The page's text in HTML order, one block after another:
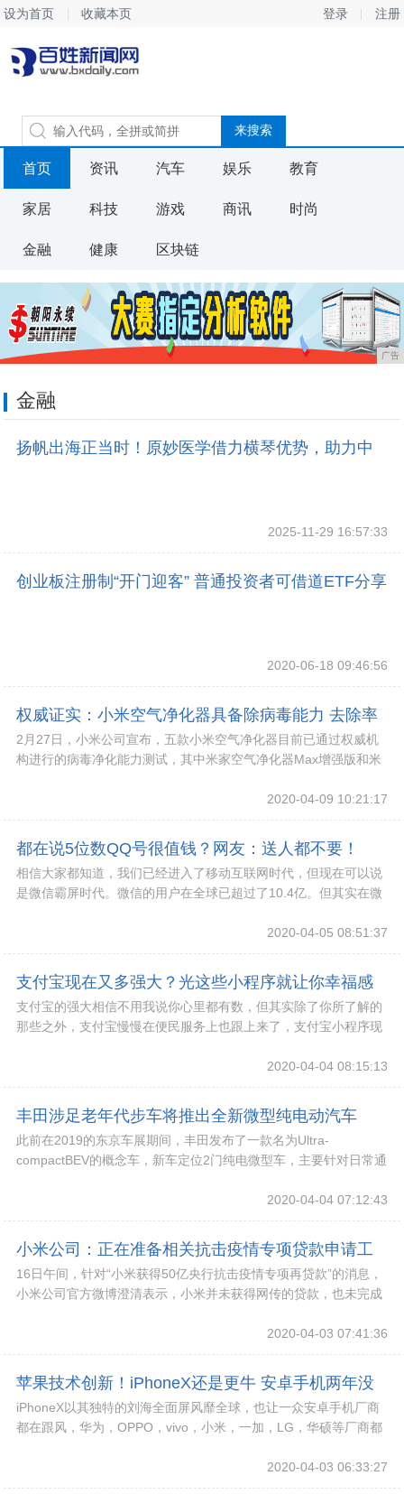
设为首页 收藏本页 登录 注册
首页 资讯 汽车 娱乐 教育
家居 科技 游戏 商讯 时尚
金融 健康 区块链
广告
金融
扬帆出海正当时！原妙医学借力横琴优势，助力中
2025-11-29 16:57:33
创业板注册制“开门迎客” 普通投资者可借道ETF分享
2020-06-18 09:46:56
权威证实：小米空气净化器具备除病毒能力 去除率
最高99.99%
2月27日，小米公司宣布，五款小米空气净化器目前已通过权威机
构进行的病毒净化能力测试，其中米家空气净化器Max增强版和米
2020-04-09 10:21:17
都在说5位数QQ号很值钱？网友：送人都不要！
相信大家都知道，我们已经进入了移动互联网时代，但现在可以说
是微信霸屏时代。微信的用户在全球已超过了10.4亿。但其实在微
2020-04-05 08:51:37
支付宝现在又多强大？光这些小程序就让你幸福感
爆棚
支付宝的强大相信不用我说你心里都有数，但其实除了你所了解的
那些之外，支付宝慢慢在便民服务上也跟上来了，支付宝小程序现
2020-04-04 08:15:13
丰田涉足老年代步车将推出全新微型纯电动汽车
此前在2019的东京车展期间，丰田发布了一款名为Ultra-
compactBEV的概念车，新车定位2门纯电微型车，主要针对日常通
2020-04-04 07:12:43
小米公司：正在准备相关抗击疫情专项贷款申请工
作
16日午间，针对“小米获得50亿央行抗击疫情专项再贷款”的消息，
小米公司官方微博澄清表示，小米并未获得网传的贷款，也未完成
2020-04-03 07:41:36
苹果技术创新！iPhoneX还是更牛 安卓手机两年没
能追上？
iPhoneX以其独特的刘海全面屏风靡全球，也让一众安卓手机厂商
都在跟风，华为，OPPO，vivo，小米，一加，LG，华硕等厂商都
2020-04-03 06:33:27